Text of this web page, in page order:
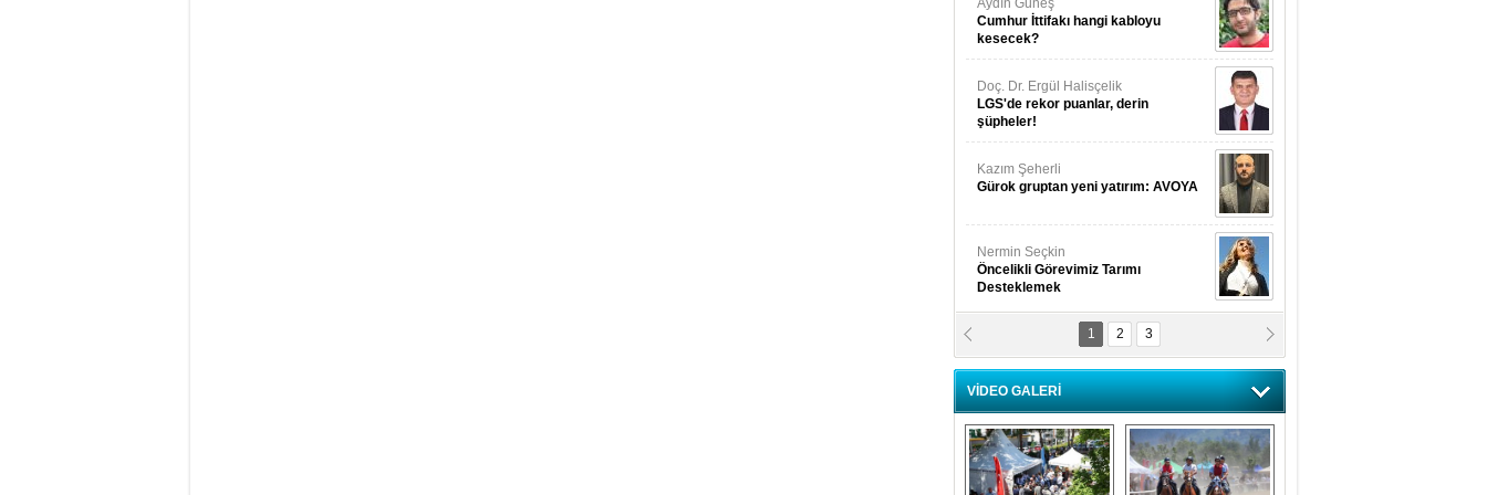
Aydın Güneş
Cumhur İttifakı hangi kabloyu
kesecek?
Doç. Dr. Ergül Halisçelik
LGS'de rekor puanlar, derin
şüpheler!
Kazım Şeherli
Gürok gruptan yeni yatırım: AVOYA
Nermin Seçkin
Öncelikli Görevimiz Tarımı
Desteklemek
Nilüfer Menekli Buzcular
Siz Hiç Kelebeklerin Sesini
Duydunuz Mu?
1 2 3
VİDEO GALERİ